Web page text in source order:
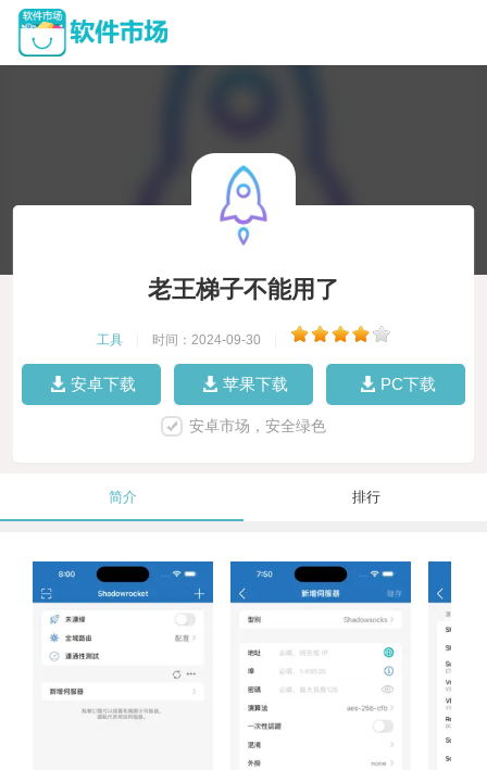
老王梯子不能用了
工具 时间：2024-09-30
安卓下载 苹果下载 PC下载
安卓市场，安全绿色
简介 排行